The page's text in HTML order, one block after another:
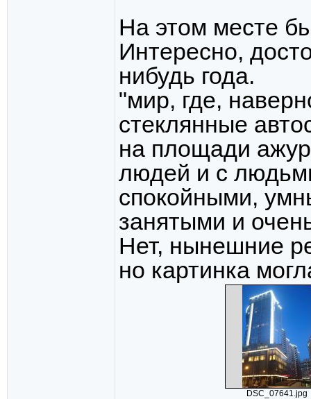
На этом месте
Интересно,
нибудь года.
"мир, где,
стеклянные
на площади
людей и с
спокойными,
занятыми и
Нет, нынешние
но картинка
DSC_07641.jpg